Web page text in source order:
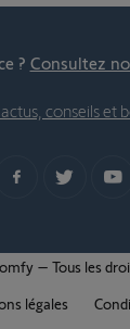
? Consultez
conseils et
– Tous les
légales